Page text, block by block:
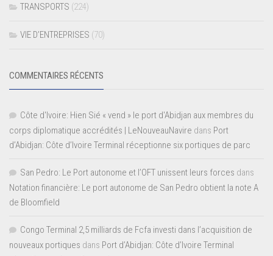
TRANSPORTS (224)
VIE D’ENTREPRISES (70)
COMMENTAIRES RÉCENTS
Côte d'Ivoire: Hien Sié « vend » le port d'Abidjan aux membres du
corps diplomatique accrédités | LeNouveauNavire dans Port
d’Abidjan: Côte d’Ivoire Terminal réceptionne six portiques de parc
San Pedro: Le Port autonome et l’OFT unissent leurs forces dans
Notation financière: Le port autonome de San Pedro obtient la note A
de Bloomfield
Congo Terminal 2,5 milliards de Fcfa investi dans l’acquisition de
nouveaux portiques dans Port d’Abidjan: Côte d’Ivoire Terminal